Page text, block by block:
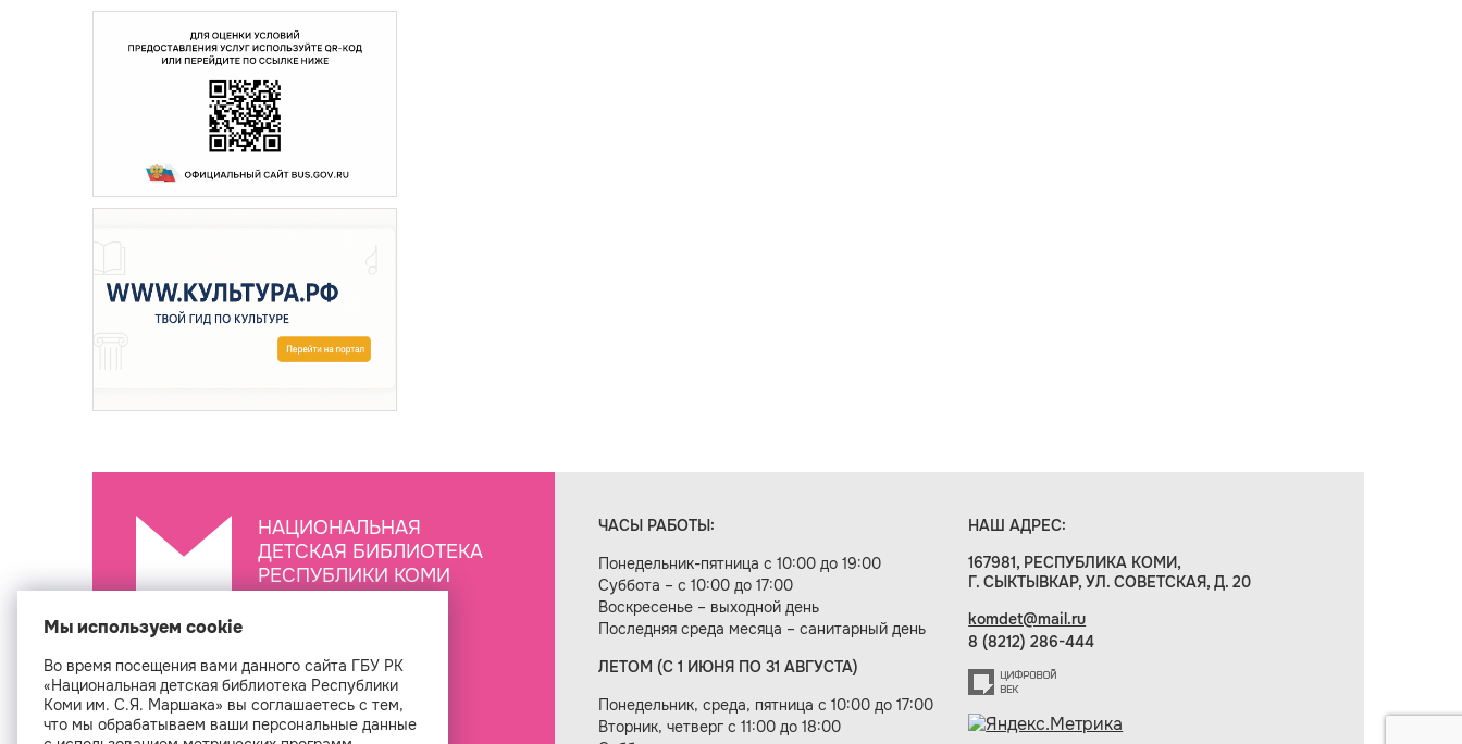
НАЦИОНАЛЬНАЯ
ДЕТСКАЯ БИБЛИОТЕКА
РЕСПУБЛИКИ КОМИ
ЧАСЫ РАБОТЫ:
Понедельник-пятница с 10:00 до 19:00
Суббота – с 10:00 до 17:00
Воскресенье – выходной день
Последняя среда месяца – санитарный день
ЛЕТОМ (С 1 ИЮНЯ ПО 31 АВГУСТА)
Понедельник, среда, пятница с 10:00 до 17:00
Вторник, четверг с 11:00 до 18:00
НАШ АДРЕС:
167981, РЕСПУБЛИКА КОМИ,
Г. СЫКТЫВКАР, УЛ. СОВЕТСКАЯ, Д. 20
komdet@mail.ru
8 (8212) 286-444
Создание сайта — веб-студия «Цифровой век»
Мы используем cookie
Во время посещения вами данного сайта ГБУ РК
«Национальная детская библиотека Республики
Коми им. С.Я. Маршака» вы соглашаетесь с тем,
что мы обрабатываем ваши персональные данные